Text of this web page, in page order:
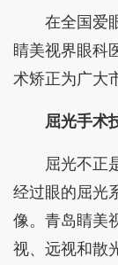
在全国爱
睛美视界眼科
术矫正为广大
屈光手术
屈光不正
经过眼的屈光
像。青岛睛美
视、远视和散